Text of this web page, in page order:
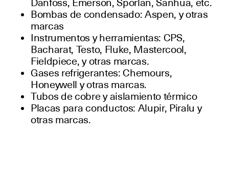
Danfoss, Emerson, Sporlan, Sanhua, etc.
Bombas de condensado: Aspen, y otras
marcas
Instrumentos y herramientas: CPS,
Bacharat, Testo, Fluke, Mastercool,
Fieldpiece, y otras marcas.
Gases refrigerantes: Chemours,
Honeywell y otras marcas.
Tubos de cobre y aislamiento térmico
Placas para conductos: Alupir, Piralu y
otras marcas.